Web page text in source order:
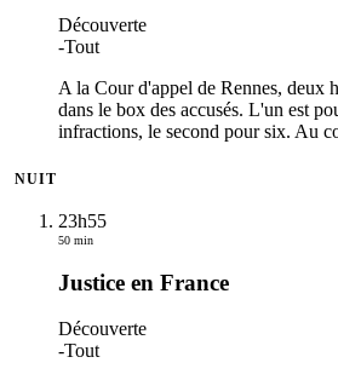
Découverte
-Tout
A la Cour d'appel de Rennes, deux
dans le box des accusés. L'un est
infractions, le second pour six. Au
NUIT
23h55
50 min
Justice en France
Découverte
-Tout